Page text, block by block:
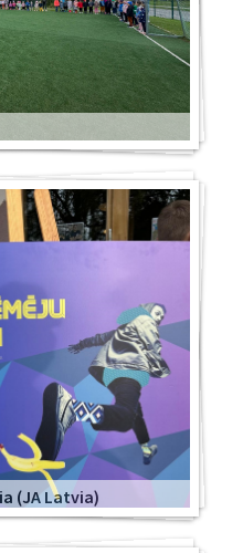
(JA Latvia)